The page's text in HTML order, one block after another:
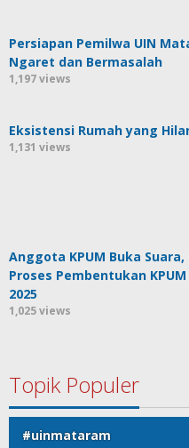
Persiapan Pemilwa UIN
Ngaret dan Bermasalah
1,197 views
Eksistensi Rumah yang
1,131 views
Anggota KPUM Buka
Proses Pembentukan
2025
1,025 views
Topik Populer
#uinmataram